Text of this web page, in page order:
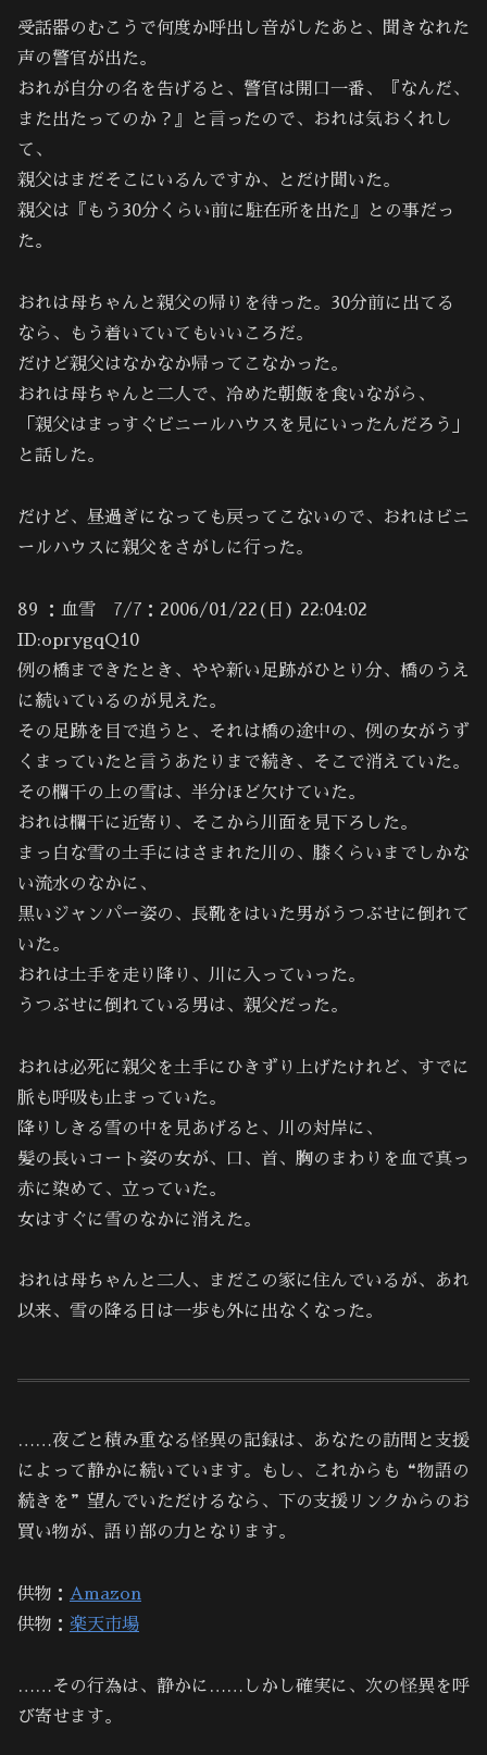
受話器のむこうで何度か呼出し音がしたあと、聞きなれた
声の警官が出た。
おれが自分の名を告げると、警官は開口一番、『なんだ、
また出たってのか？』と言ったので、おれは気おくれし
て、
親父はまだそこにいるんですか、とだけ聞いた。
親父は『もう30分くらい前に駐在所を出た』との事だっ
た。
おれは母ちゃんと親父の帰りを待った。30分前に出てる
なら、もう着いていてもいいころだ。
だけど親父はなかなか帰ってこなかった。
おれは母ちゃんと二人で、冷めた朝飯を食いながら、
「親父はまっすぐビニールハウスを見にいったんだろう」
と話した。
だけど、昼過ぎになっても戻ってこないので、おれはビニ
ールハウスに親父をさがしに行った。
89 ：血雪 7/7：2006/01/22(日) 22:04:02
ID:oprygqQ10
例の橋まできたとき、やや新い足跡がひとり分、橋のうえ
に続いているのが見えた。
その足跡を目で追うと、それは橋の途中の、例の女がうず
くまっていたと言うあたりまで続き、そこで消えていた。
その欄干の上の雪は、半分ほど欠けていた。
おれは欄干に近寄り、そこから川面を見下ろした。
まっ白な雪の土手にはさまれた川の、膝くらいまでしかな
い流水のなかに、
黒いジャンパー姿の、長靴をはいた男がうつぶせに倒れて
いた。
おれは土手を走り降り、川に入っていった。
うつぶせに倒れている男は、親父だった。
おれは必死に親父を土手にひきずり上げたけれど、すでに
脈も呼吸も止まっていた。
降りしきる雪の中を見あげると、川の対岸に、
髪の長いコート姿の女が、口、首、胸のまわりを血で真っ
赤に染めて、立っていた。
女はすぐに雪のなかに消えた。
おれは母ちゃんと二人、まだこの家に住んでいるが、あれ
以来、雪の降る日は一歩も外に出なくなった。
……夜ごと積み重なる怪異の記録は、あなたの訪問と支援
によって静かに続いています。もし、これからも“物語の
続きを”望んでいただけるなら、下の支援リンクからのお
買い物が、語り部の力となります。
供物： Amazon
供物： 楽天市場
……その行為は、静かに……しかし確実に、次の怪異を呼
び寄せます。